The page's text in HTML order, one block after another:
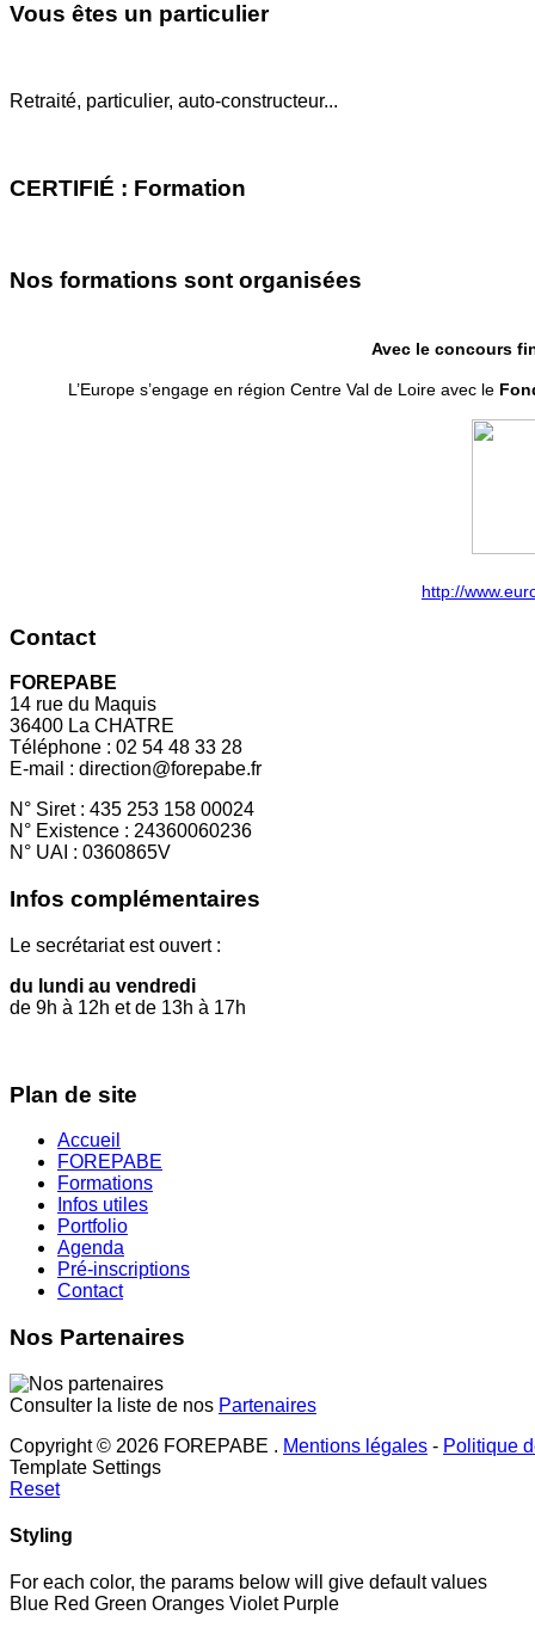
Vous êtes un particulier
Retraité, particulier, auto-constructeur...
CERTIFIÉ : Formation
Nos formations sont organisées
Avec le concours
L’Europe s’engage en région Centre Val de Loire avec le
http://
Contact
FOREPABE
14 rue du Maquis
36400 La CHATRE
Téléphone : 02 54 48 33 28
E-mail : direction@forepabe.fr
N° Siret : 435 253 158 00024
N° Existence : 24360060236
N° UAI : 0360865V
Infos complémentaires
Le secrétariat est ouvert :
du lundi au vendredi
de 9h à 12h et de 13h à 17h
Plan de site
Accueil
FOREPABE
Formations
Infos utiles
Portfolio
Agenda
Pré-inscriptions
Contact
Nos Partenaires
Consulter la liste de nos Partenaires
Copyright © 2026 FOREPABE . Mentions légales - Politique
Template Settings
Reset
Styling
For each color, the params below will give default values
Blue Red Green Oranges Violet Purple